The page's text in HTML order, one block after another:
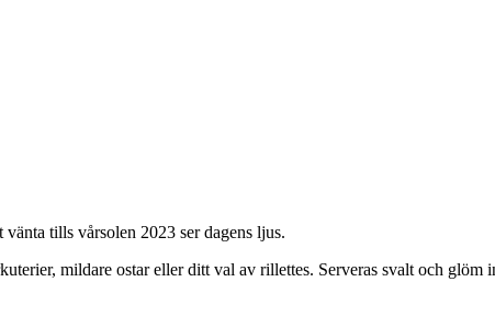
tills vårsolen 2023 ser dagens ljus.
mildare ostar eller ditt val av rillettes. Serveras svalt och glöm